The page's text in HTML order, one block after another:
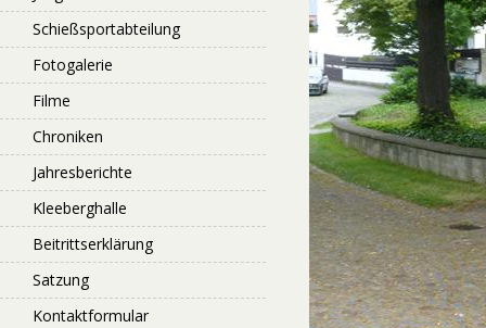
Schießsportabteilung
Fotogalerie
Filme
Chroniken
Jahresberichte
Kleeberghalle
Beitrittserklärung
Satzung
Kontaktformular